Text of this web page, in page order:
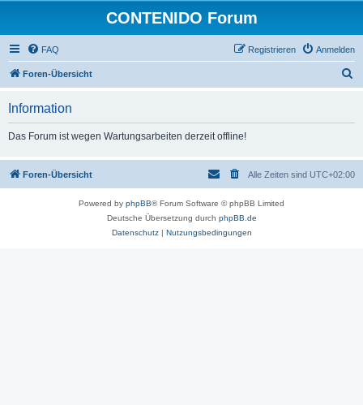
CONTENIDO Forum
FAQ Anmelden
Registrieren
Foren-Übersicht
Information
Das Forum ist wegen Wartungsarbeiten derzeit offline!
Foren-Übersicht Alle Zeiten sind UTC+02:00
Powered by phpBB® Forum Software © phpBB Limited
Deutsche Übersetzung durch phpBB.de
Datenschutz| Nutzungsbedingungen